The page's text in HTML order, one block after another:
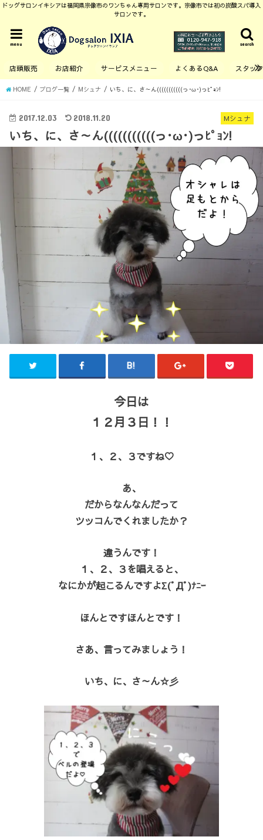
ドッグサロンイキシアは福岡県宗像市のワンちゃん専用サロンです。宗像市では初の炭酸スパ導入
サロンです。
search
menu
店頭販売 お店紹介 サービスメニュー よくあるQ&A スタッ
HOME ブログ一覧 Mシュナ いち、に、さ～ん(((((((((((っ･ω･)っﾋﾟｮﾝ!
Mシュナ
2017.12.03 2018.11.20
いち、に、さ～ん(((((((((((っ･ω･)っﾋﾟｮﾝ!
今日は
１２月３日！！
１、２、３ですね♡
あ、
だからなんなんだって
ツッコんでくれましたか？
違うんです！
１、２、３を唱えると、
なにかが起こるんですよΣ(ﾟДﾟ)ﾅﾆｰ
ほんとですほんとです！
さあ、言ってみましょう！
いち、に、さ～ん☆彡